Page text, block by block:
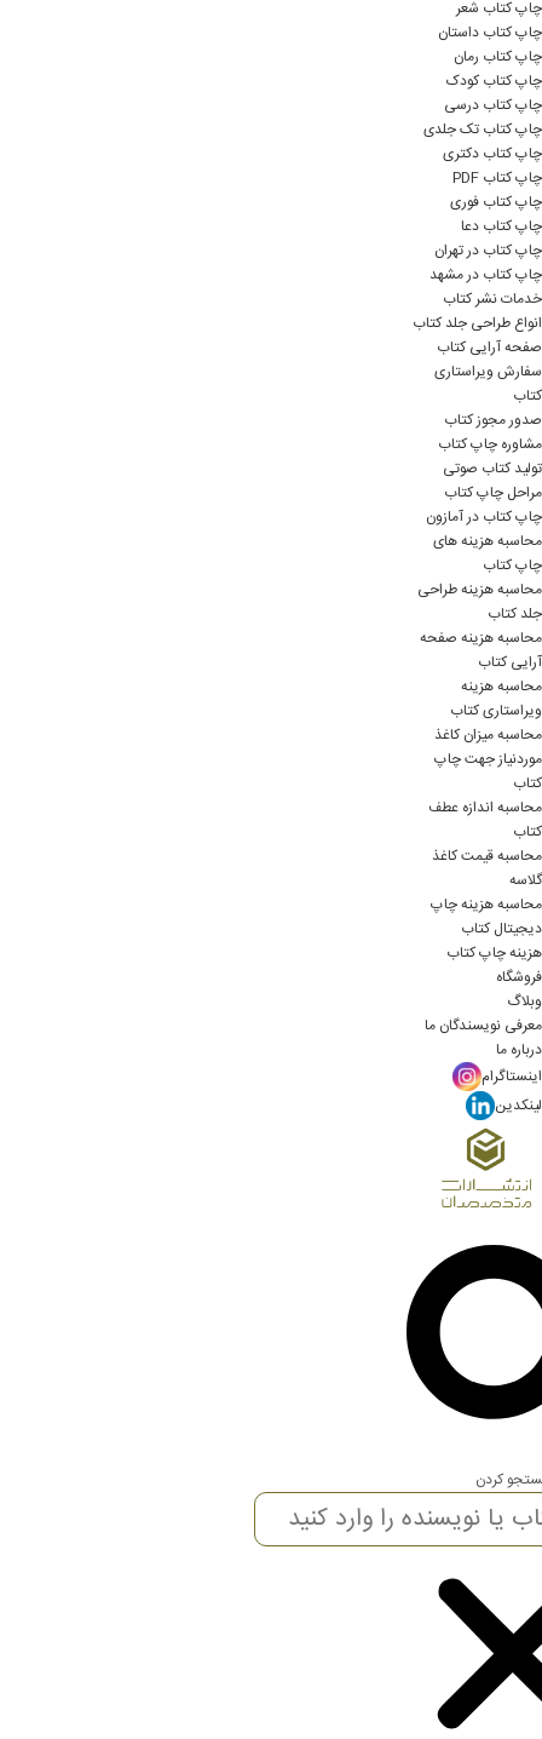
چاپ کتاب شعر
چاپ کتاب داستان
چاپ کتاب رمان
چاپ کتاب کودک
چاپ کتاب درسی
چاپ کتاب تک جلدی
چاپ کتاب دکتری
چاپ کتاب PDF
چاپ کتاب فوری
چاپ کتاب دعا
چاپ کتاب در تهران
چاپ کتاب در مشهد
خدمات نشر کتاب
انواع طراحی جلد کتاب
صفحه آرایی کتاب
سفارش ویراستاری
کتاب
صدور مجوز کتاب
مشاوره چاپ کتاب
تولید کتاب صوتی
مراحل چاپ کتاب
چاپ کتاب در آمازون
محاسبه هزینه های
چاپ کتاب
محاسبه هزینه طراحی
جلد کتاب
محاسبه هزینه صفحه
آرایی کتاب
محاسبه هزینه
ویراستاری کتاب
محاسبه میزان کاغذ
موردنیاز جهت چاپ
کتاب
محاسبه اندازه عطف
کتاب
محاسبه قیمت کاغذ
گلاسه
محاسبه هزینه چاپ
دیجیتال کتاب
هزینه چاپ کتاب
فروشگاه
وبلاگ
معرفی نویسندگان ما
درباره ما
اینستاگرام
لینکدین
کردن